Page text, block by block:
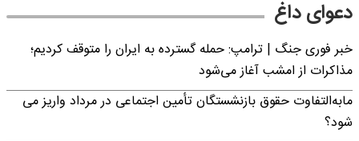
دعوای داغ
خبر فوری جنگ | ترامپ: حمله گسترده به ایران را متوقف کردیم؛
مذاکرات از امشب آغاز می‌شود
مابه‌التفاوت حقوق بازنشستگان تأمین اجتماعی در مرداد واریز می
شود؟